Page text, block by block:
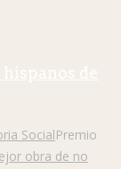
de
SocialPremio
obra de no